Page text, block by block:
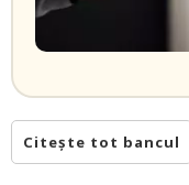
Citește tot bancul